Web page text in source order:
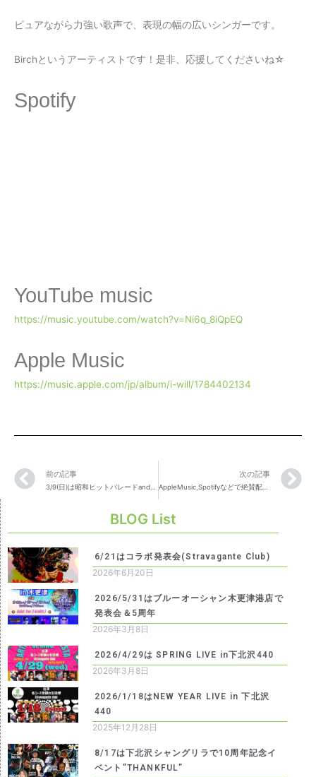
ピュアながら力強い歌声で、表現の幅の広いシンガーです。
Birchというアーティストです！是非、応援してくださいね☆
Spotify
YouTube music
https://music.youtube.com/watch?v=Ni6q_8iQpEQ
Apple Music
https://music.apple.com/jp/album/i-will/1784402134
前の記事 次の記事
AppleMusic,Spotifyなどで絶賛配信中(From御茶ノ水本校)♫
BLOG List
6/21はコラボ発表会(Stravagante Club)
2026年6月20日
2026/5/31はブルーオーシャン木更津港店で
発表会＆5周年
2026年3月8日
2026/4/29は SPRING LIVE in下北沢440
2026年3月8日
2026/1/18はNEW YEAR LIVE in 下北沢
440
2025年12月28日
8/17は下北沢シャングリラで10周年記念イ
ベント”THANKFUL”